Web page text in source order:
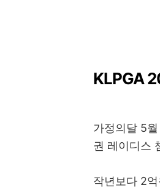
KLPGA
가정의달 5
권 레이디스
작년보다 2